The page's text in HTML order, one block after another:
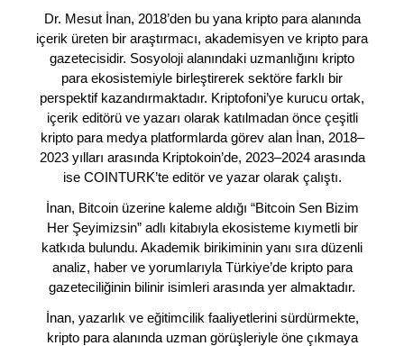
Dr. Mesut İnan, 2018’den bu yana kripto para alanında
içerik üreten bir araştırmacı, akademisyen ve kripto para
gazetecisidir. Sosyoloji alanındaki uzmanlığını kripto
para ekosistemiyle birleştirerek sektöre farklı bir
perspektif kazandırmaktadır. Kriptofoni’ye kurucu ortak,
içerik editörü ve yazarı olarak katılmadan önce çeşitli
kripto para medya platformlarda görev alan İnan, 2018–
2023 yılları arasında Kriptokoin’de, 2023–2024 arasında
ise COINTURK’te editör ve yazar olarak çalıştı.
İnan, Bitcoin üzerine kaleme aldığı “Bitcoin Sen Bizim
Her Şeyimizsin” adlı kitabıyla ekosisteme kıymetli bir
katkıda bulundu. Akademik birikiminin yanı sıra düzenli
analiz, haber ve yorumlarıyla Türkiye’de kripto para
gazeteciliğinin bilinir isimleri arasında yer almaktadır.
İnan, yazarlık ve eğitimcilik faaliyetlerini sürdürmekte,
kripto para alanında uzman görüşleriyle öne çıkmaya